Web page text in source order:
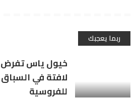
ربما يعجبك
خيول ياس تفرض
لافتة في
للفروسية